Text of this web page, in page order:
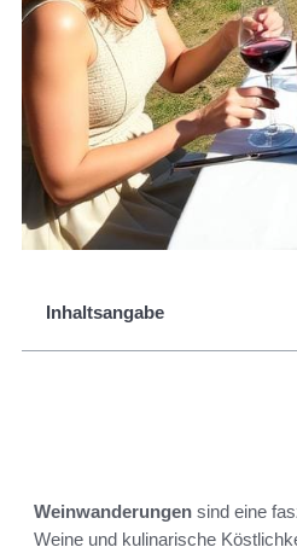
Inhaltsangabe
Weinwanderungen sind eine
Weine und kulinarische